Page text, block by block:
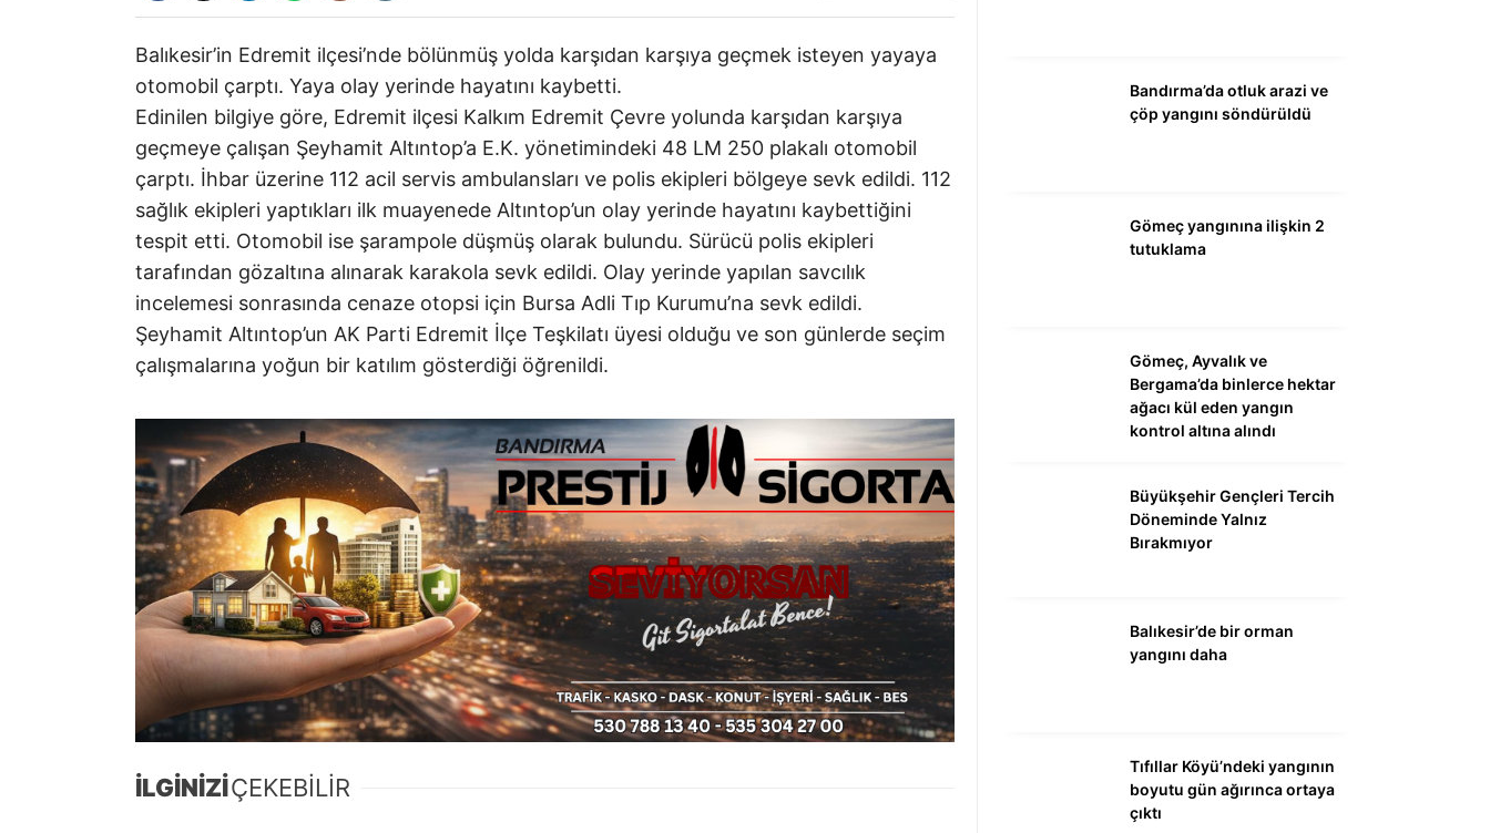
Balıkesir’in Edremit ilçesi’nde bölünmüş yolda karşıdan karşıya geçmek isteyen yayaya
otomobil çarptı. Yaya olay yerinde hayatını kaybetti.
Edinilen bilgiye göre, Edremit ilçesi Kalkım Edremit Çevre yolunda karşıdan karşıya
geçmeye çalışan Şeyhamit Altıntop’a E.K. yönetimindeki 48 LM 250 plakalı otomobil
çarptı. İhbar üzerine 112 acil servis ambulansları ve polis ekipleri bölgeye sevk edildi. 112
sağlık ekipleri yaptıkları ilk muayenede Altıntop’un olay yerinde hayatını kaybettiğini
tespit etti. Otomobil ise şarampole düşmüş olarak bulundu. Sürücü polis ekipleri
tarafından gözaltına alınarak karakola sevk edildi. Olay yerinde yapılan savcılık
incelemesi sonrasında cenaze otopsi için Bursa Adli Tıp Kurumu’na sevk edildi.
Şeyhamit Altıntop’un AK Parti Edremit İlçe Teşkilatı üyesi olduğu ve son günlerde seçim
çalışmalarına yoğun bir katılım gösterdiği öğrenildi.
İLGİNİZİÇEKEBİLİR
Bandırma’da otluk arazi ve
çöp yangını söndürüldü
Gömeç yangınına ilişkin 2
tutuklama
Gömeç, Ayvalık ve
Bergama’da binlerce hektar
ağacı kül eden yangın
kontrol altına alındı
Büyükşehir Gençleri Tercih
Döneminde Yalnız
Bırakmıyor
Balıkesir’de bir orman
yangını daha
Tıfıllar Köyü’ndeki yangının
boyutu gün ağırınca ortaya
çıktı